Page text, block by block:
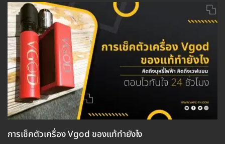
การเช็คตัวเครื่อง Vgod ของแท้ทำยังไง